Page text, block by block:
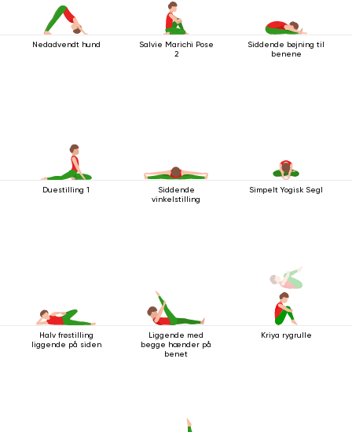
Nedadvendt hund
Salvie Marichi Pose
2
Siddende bøjning til
benene
Duestilling 1
Siddende
vinkelstilling
Simpelt Yogisk Segl
Halv frøstilling
liggende på siden
Liggende med
begge hænder på
benet
Kriya rygrulle